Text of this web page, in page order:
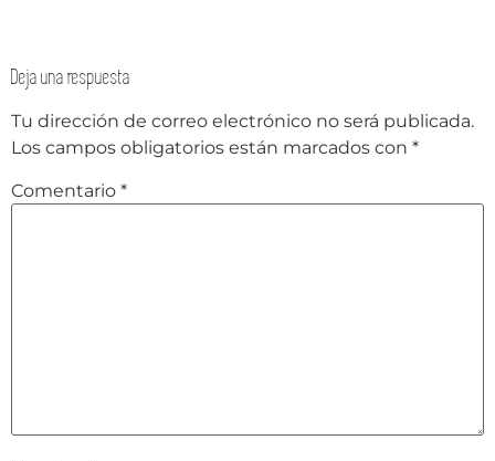
Deja una respuesta
Tu dirección de correo electrónico no será publicada.
Los campos obligatorios están marcados con *
Comentario *